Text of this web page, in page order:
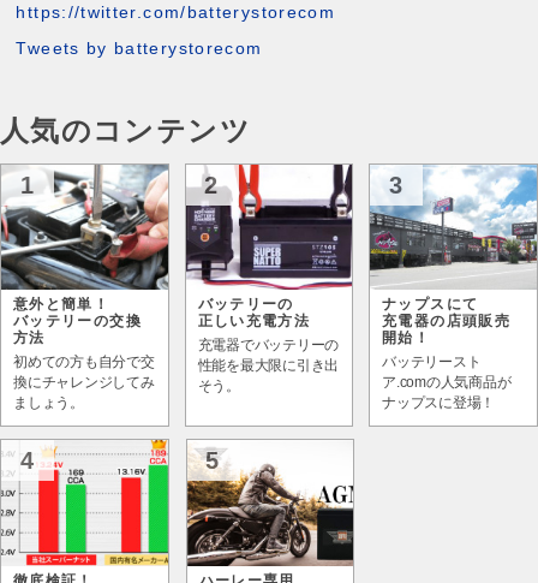
https://twitter.com/batterystorecom
Tweets by batterystorecom
人気のコンテンツ
1
意外と簡単！
バッテリーの交換
方法
初めての方も自分で交
換にチャレンジしてみ
ましょう。
2
バッテリーの
正しい充電方法
充電器でバッテリーの
性能を最大限に引き出
そう。
3
ナップスにて
充電器の店頭販売
開始！
バッテリースト
ア.comの人気商品が
ナップスに登場！
4 5